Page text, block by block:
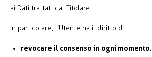
ai Dati trattati dal Titolare.
In particolare, l’Utente ha il diritto di:
revocare il consenso in ogni momento.